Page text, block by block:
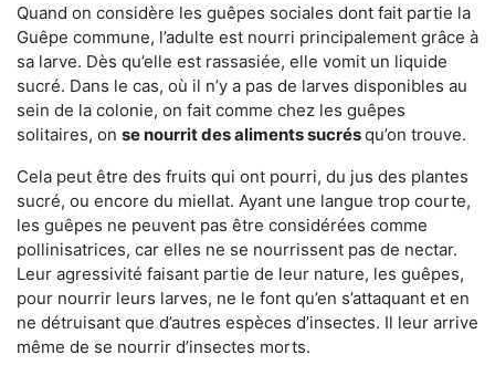
Quand on considère les guêpes sociales dont fait partie la
Guêpe commune, l’adulte est nourri principalement grâce à
sa larve. Dès qu’elle est rassasiée, elle vomit un liquide
sucré. Dans le cas, où il n’y a pas de larves disponibles au
sein de la colonie, on fait comme chez les guêpes
solitaires, on se nourrit des aliments sucrésqu’on trouve.
Cela peut être des fruits qui ont pourri, du jus des plantes
sucré, ou encore du miellat. Ayant une langue trop courte,
les guêpes ne peuvent pas être considérées comme
pollinisatrices, car elles ne se nourrissent pas de nectar.
Leur agressivité faisant partie de leur nature, les guêpes,
pour nourrir leurs larves, ne le font qu’en s’attaquant et en
ne détruisant que d’autres espèces d’insectes. Il leur arrive
même de se nourrir d’insectes morts.